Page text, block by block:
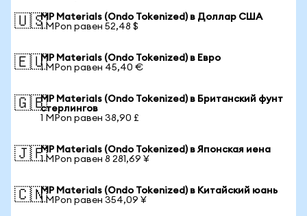
🇺🇸MP Materials (Ondo Tokenized) в Доллар США
1 MPon равен 52,48 $
🇪🇺MP Materials (Ondo Tokenized) в Евро
1 MPon равен 45,40 €
🇬🇧MP Materials (Ondo Tokenized) в Британский фунт
стерлингов
1 MPon равен 38,90 £
🇯🇵MP Materials (Ondo Tokenized) в Японская иена
1 MPon равен 8 281,69 ¥
🇨🇳MP Materials (Ondo Tokenized) в Китайский юань
1 MPon равен 354,09 ¥